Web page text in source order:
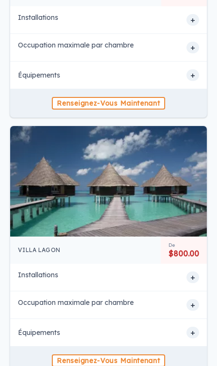
Installations +
Occupation maximale par chambre +
Équipements +
Renseignez-Vous Maintenant
VILLA LAGON
De
$800.00
Installations +
Occupation maximale par chambre +
Équipements +
Renseignez-Vous Maintenant